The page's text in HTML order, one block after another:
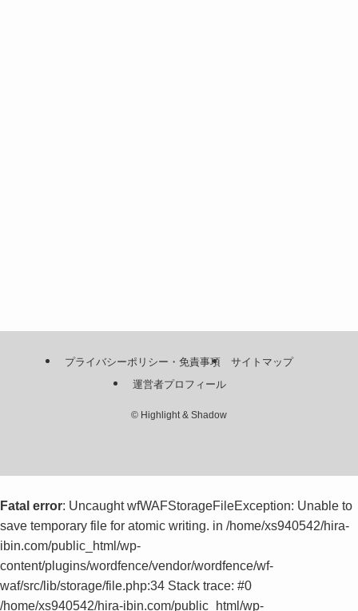
プライバシーポリシー・免責事項
サイトマップ
運営者プロフィール
© Highlight & Shadow
Fatal error: Uncaught wfWAFStorageFileException: Unable to
save temporary file for atomic writing. in /home/xs940542/hira-
ibin.com/public_html/wp-
content/plugins/wordfence/vendor/wordfence/wf-
waf/src/lib/storage/file.php:34 Stack trace: #0
/home/xs940542/hira-ibin.com/public_html/wp-